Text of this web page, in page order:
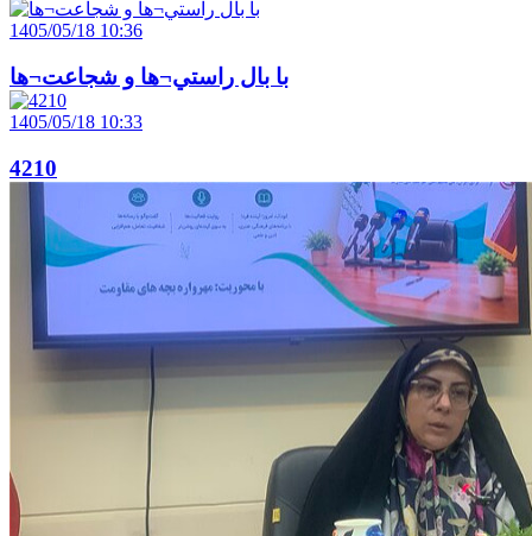
1405/05/18 10:36
با بال راستي¬ها و شجاعت¬ها
1405/05/18 10:33
4210